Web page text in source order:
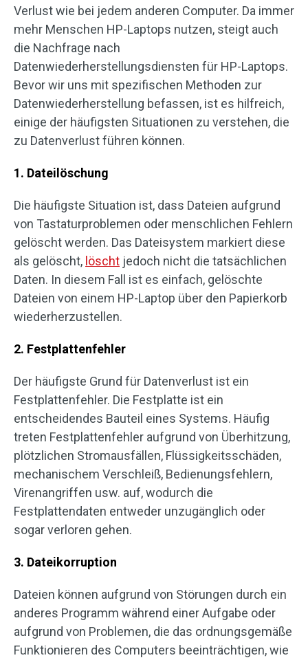
Verlust wie bei jedem anderen Computer. Da immer
mehr Menschen HP-Laptops nutzen, steigt auch
die Nachfrage nach
Datenwiederherstellungsdiensten für HP-Laptops.
Bevor wir uns mit spezifischen Methoden zur
Datenwiederherstellung befassen, ist es hilfreich,
einige der häufigsten Situationen zu verstehen, die
zu Datenverlust führen können.
1. Dateilöschung
Die häufigste Situation ist, dass Dateien aufgrund
von Tastaturproblemen oder menschlichen Fehlern
gelöscht werden. Das Dateisystem markiert diese
als gelöscht, löscht jedoch nicht die tatsächlichen
Daten. In diesem Fall ist es einfach, gelöschte
Dateien von einem HP-Laptop über den Papierkorb
wiederherzustellen.
2. Festplattenfehler
Der häufigste Grund für Datenverlust ist ein
Festplattenfehler. Die Festplatte ist ein
entscheidendes Bauteil eines Systems. Häufig
treten Festplattenfehler aufgrund von Überhitzung,
plötzlichen Stromausfällen, Flüssigkeitsschäden,
mechanischem Verschleiß, Bedienungsfehlern,
Virenangriffen usw. auf, wodurch die
Festplattendaten entweder unzugänglich oder
sogar verloren gehen.
3. Dateikorruption
Dateien können aufgrund von Störungen durch ein
anderes Programm während einer Aufgabe oder
aufgrund von Problemen, die das ordnungsgemäße
Funktionieren des Computers beeinträchtigen, wie